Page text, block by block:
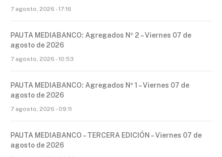
7 agosto, 2026 - 17:16
PAUTA MEDIABANCO: Agregados Nº 2 – Viernes 07 de
agosto de 2026
7 agosto, 2026 - 10:53
PAUTA MEDIABANCO: Agregados Nº 1 – Viernes 07 de
agosto de 2026
7 agosto, 2026 - 09:11
PAUTA MEDIABANCO – TERCERA EDICIÓN – Viernes 07 de
agosto de 2026